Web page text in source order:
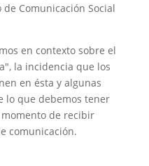
Comunicación Social
en contexto sobre el
la incidencia que los
en ésta y algunas
lo que debemos tener
de recibir
comunicación.